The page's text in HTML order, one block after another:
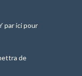
par ici pour
de